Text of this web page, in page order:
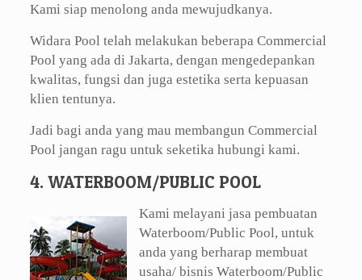
Kami siap menolong anda mewujudkanya.
Widara Pool telah melakukan beberapa Commercial
Pool yang ada di Jakarta, dengan mengedepankan
kwalitas, fungsi dan juga estetika serta kepuasan
klien tentunya.
Jadi bagi anda yang mau membangun Commercial
Pool jangan ragu untuk seketika hubungi kami.
4. WATERBOOM/PUBLIC POOL
Kami melayani jasa pembuatan
Waterboom/Public Pool, untuk
anda yang berharap membuat
usaha/ bisnis Waterboom/Public